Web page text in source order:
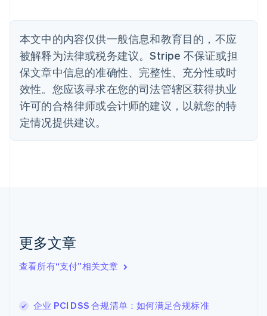
本文中的内容仅供一般信息和教育目的，不应
被解释为法律或税务建议。Stripe 不保证或担
保文章中信息的准确性、完整性、充分性或时
效性。您应该寻求在您的司法管辖区获得执业
许可的合格律师或会计师的建议，以就您的特
定情况提供建议。
更多文章
查看所有“支付”相关文章
企业 PCI DSS 合规清单：如何满足合规标准
English
丹麦
English
德国
DeutschEnglish
法国
FrançaisEnglish
芬兰
EnglishSvenska
English Italiano
拉脱维亚
立陶宛
Deutsch English